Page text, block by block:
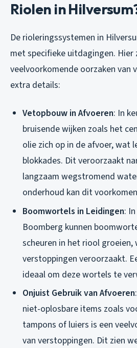
Riolen in
De rioleringssystemen in
met specifieke uitdagingen. Hier
veelvoorkomende oorzaken van
extra details:
Vetopbouw in Afvoeren: In
bruisende wijken zoals het
olie zich op in de afvoer, wat
blokkades. Dit veroorzaakt
langzaam wegstromend
onderhoud kan dit
Boomwortels in Leidingen:
Boomberg kunnen
scheuren in het riool
verstoppingen veroorzaakt.
ideaal om deze wortels te
Onjuist Gebruik van Afvoeren
niet-oplosbare items zoals
tampons of luiers is een
van verstoppingen. Dit zien